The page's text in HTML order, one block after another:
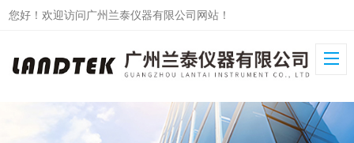
您好！欢迎访问广州兰泰仪器有限公司网站！